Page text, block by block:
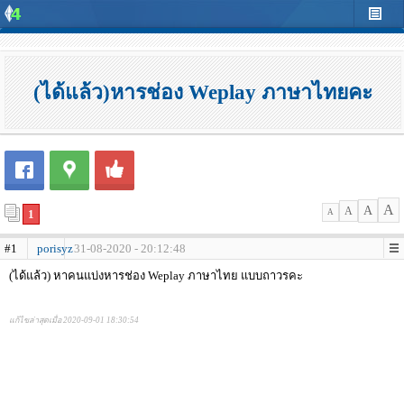
(ได้แล้ว)หารช่อง Weplay ภาษาไทยคะ
1 A A A A
#1 porisyz31-08-2020 - 20:12:48
(ได้แล้ว) หาคนแบ่งหารช่อง Weplay ภาษาไทย แบบถาวรคะ
แก้ไขล่าสุดเมื่อ 2020-09-01 18:30:54